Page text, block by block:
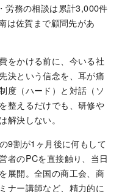
労務の相談は累計3,000件
は佐賀まで顧問先があ
をかける前に、今いる社
決という信念を、耳が痛
度（ハード）と対話（ソ
整えるだけでも、研修や
決しない。
9割が1ヶ月後に何もして
者のPCを直接触り、当日
展開。全国の商工会、商
ナー講師など、精力的に